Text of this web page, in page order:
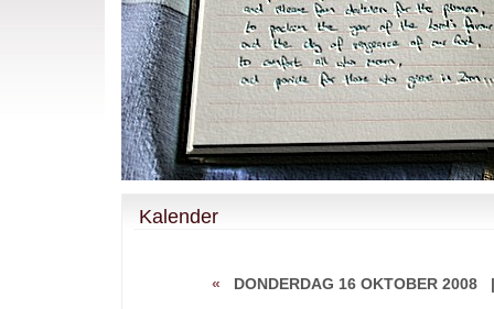
Kalender
« DONDERDAG 16 OKTOBER 2008